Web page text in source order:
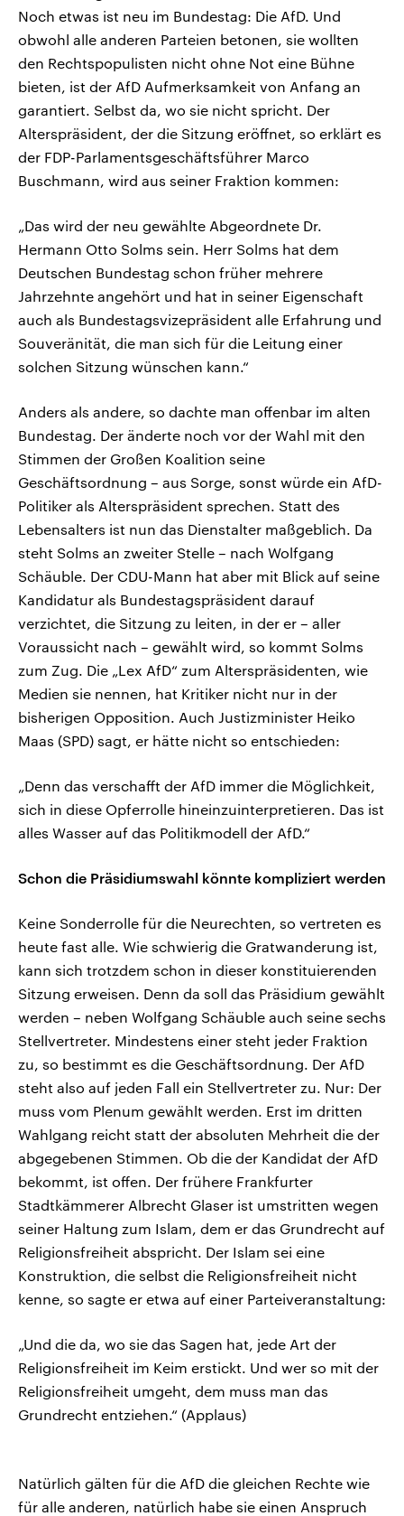
Noch etwas ist neu im Bundestag: Die AfD. Und
obwohl alle anderen Parteien betonen, sie wollten
den Rechtspopulisten nicht ohne Not eine Bühne
bieten, ist der AfD Aufmerksamkeit von Anfang an
garantiert. Selbst da, wo sie nicht spricht. Der
Alterspräsident, der die Sitzung eröffnet, so erklärt es
der FDP-Parlamentsgeschäftsführer Marco
Buschmann, wird aus seiner Fraktion kommen:
„Das wird der neu gewählte Abgeordnete Dr.
Hermann Otto Solms sein. Herr Solms hat dem
Deutschen Bundestag schon früher mehrere
Jahrzehnte angehört und hat in seiner Eigenschaft
auch als Bundestagsvizepräsident alle Erfahrung und
Souveränität, die man sich für die Leitung einer
solchen Sitzung wünschen kann.“
Anders als andere, so dachte man offenbar im alten
Bundestag. Der änderte noch vor der Wahl mit den
Stimmen der Großen Koalition seine
Geschäftsordnung – aus Sorge, sonst würde ein AfD-
Politiker als Alterspräsident sprechen. Statt des
Lebensalters ist nun das Dienstalter maßgeblich. Da
steht Solms an zweiter Stelle – nach Wolfgang
Schäuble. Der CDU-Mann hat aber mit Blick auf seine
Kandidatur als Bundestagspräsident darauf
verzichtet, die Sitzung zu leiten, in der er – aller
Voraussicht nach – gewählt wird, so kommt Solms
zum Zug. Die „Lex AfD“ zum Alterspräsidenten, wie
Medien sie nennen, hat Kritiker nicht nur in der
bisherigen Opposition. Auch Justizminister Heiko
Maas (SPD) sagt, er hätte nicht so entschieden:
„Denn das verschafft der AfD immer die Möglichkeit,
sich in diese Opferrolle hineinzuinterpretieren. Das ist
alles Wasser auf das Politikmodell der AfD.“
Schon die Präsidiumswahl könnte kompliziert werden
Keine Sonderrolle für die Neurechten, so vertreten es
heute fast alle. Wie schwierig die Gratwanderung ist,
kann sich trotzdem schon in dieser konstituierenden
Sitzung erweisen. Denn da soll das Präsidium gewählt
werden – neben Wolfgang Schäuble auch seine sechs
Stellvertreter. Mindestens einer steht jeder Fraktion
zu, so bestimmt es die Geschäftsordnung. Der AfD
steht also auf jeden Fall ein Stellvertreter zu. Nur: Der
muss vom Plenum gewählt werden. Erst im dritten
Wahlgang reicht statt der absoluten Mehrheit die der
abgegebenen Stimmen. Ob die der Kandidat der AfD
bekommt, ist offen. Der frühere Frankfurter
Stadtkämmerer Albrecht Glaser ist umstritten wegen
seiner Haltung zum Islam, dem er das Grundrecht auf
Religionsfreiheit abspricht. Der Islam sei eine
Konstruktion, die selbst die Religionsfreiheit nicht
kenne, so sagte er etwa auf einer Parteiveranstaltung:
„Und die da, wo sie das Sagen hat, jede Art der
Religionsfreiheit im Keim erstickt. Und wer so mit der
Religionsfreiheit umgeht, dem muss man das
Grundrecht entziehen.“ (Applaus)
Natürlich gälten für die AfD die gleichen Rechte wie
für alle anderen, natürlich habe sie einen Anspruch